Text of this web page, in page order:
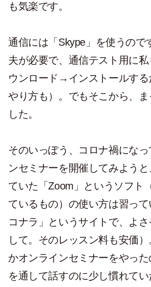
も気楽です。
通信には「Skype」を使うので
夫が必要で、通信テスト用に
ウンロード→インストールする
やり方も）。でもそこから、
した。
そのいっぽう、コロナ禍にな
ンセミナーを開催してみよう
ていた「Zoom」というソフト
ているもの）の使い方は習っ
コナラ」というサイトで、よ
して。そのレッスン料も安価
かオンラインセミナーをやっ
を通して話すのに少し慣れて